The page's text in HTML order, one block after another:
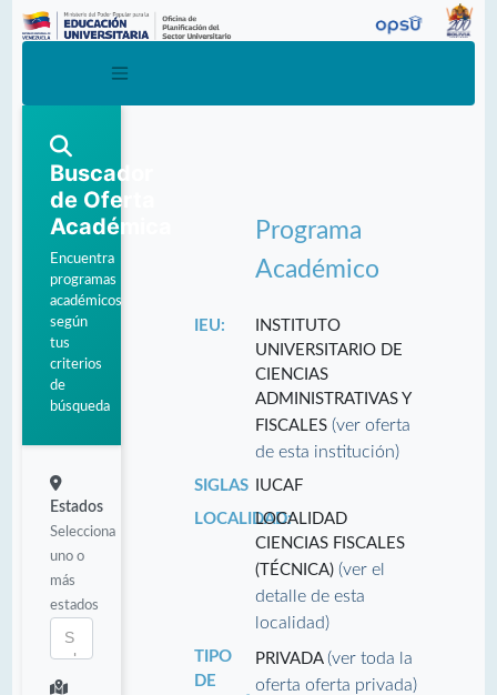
Buscador
de Oferta
Académica
Encuentra
programas
académicos
según
tus
criterios
de
búsqueda
Estados
Selecciona
uno o
más
estados
Programa
Académico
IEU:
INSTITUTO
UNIVERSITARIO DE
CIENCIAS
ADMINISTRATIVAS Y
FISCALES(ver oferta
de esta institución)
SIGLAS
IUCAF
LOCALIDAD:LOCALIDAD
CIENCIAS FISCALES
(TÉCNICA)(ver el
detalle de esta
localidad)
TIPO
DE
PRIVADA(ver toda la
oferta oferta privada)